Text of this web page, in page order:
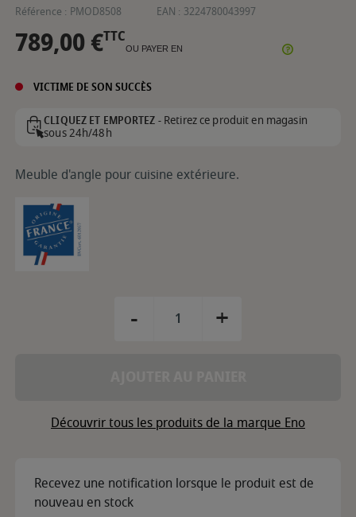
Référence : PMOD8508 EAN : 3224780043997
789,00 €TTC
OU PAYER EN
VICTIME DE SON SUCCÈS
CLIQUEZ ET EMPORTEZ -Retirez ce produit en magasin
sous 24h/48h
Meuble d'angle pour cuisine extérieure.
- +
Découvrir tous les produits de la marque Eno
Recevez une notification lorsque le produit est de
nouveau en stock